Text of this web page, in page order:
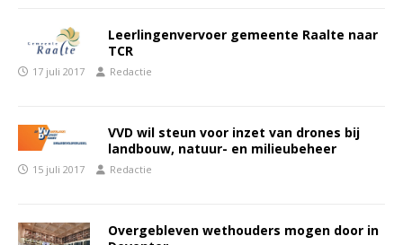
Leerlingenvervoer gemeente Raalte naar
TCR
17 juli 2017 Redactie
VVD wil steun voor inzet van drones bij
landbouw, natuur- en milieubeheer
15 juli 2017 Redactie
Overgebleven wethouders mogen door in